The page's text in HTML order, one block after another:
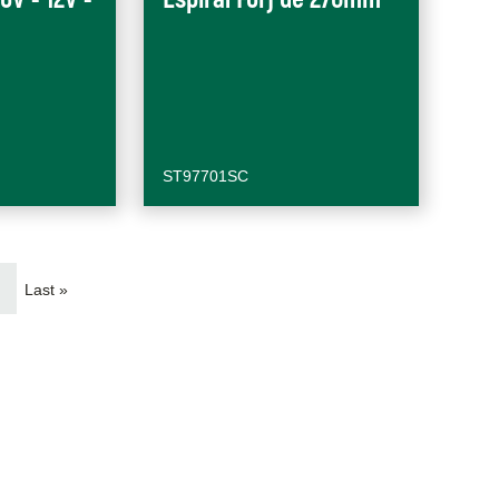
ST97701SC
Última
Last »